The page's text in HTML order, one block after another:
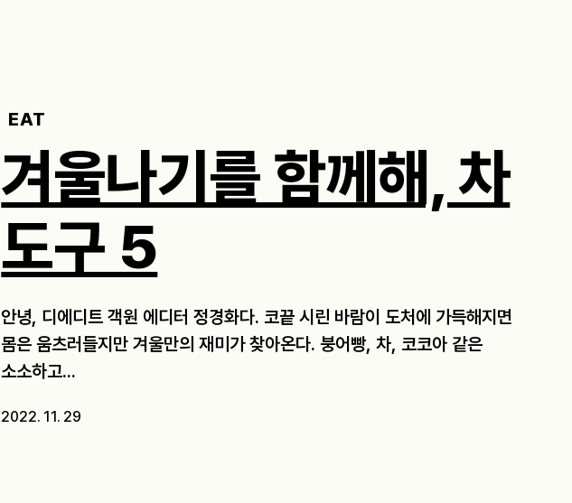
EAT
겨울나기를 함께해, 차
도구 5
안녕, 디에디트 객원 에디터 정경화다. 코끝 시린 바람이 도처에 가득해지면
몸은 움츠러들지만 겨울만의 재미가 찾아온다. 붕어빵, 차, 코코아 같은
소소하고...
2022. 11. 29